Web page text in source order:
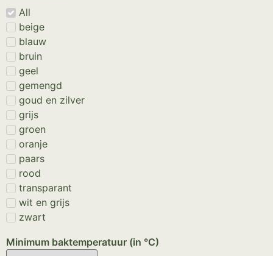
All
beige
blauw
bruin
geel
gemengd
goud en zilver
grijs
groen
oranje
paars
rood
transparant
wit en grijs
zwart
Minimum baktemperatuur (in °C)